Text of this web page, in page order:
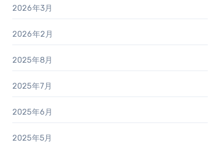
2026年3月
2026年2月
2025年8月
2025年7月
2025年6月
2025年5月